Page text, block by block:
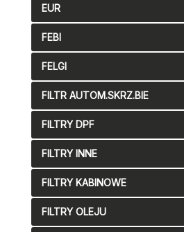
EUR
FEBI
FELGI
FILTR AUTOM.SKRZ.BIE
FILTRY DPF
FILTRY INNE
FILTRY KABINOWE
FILTRY OLEJU